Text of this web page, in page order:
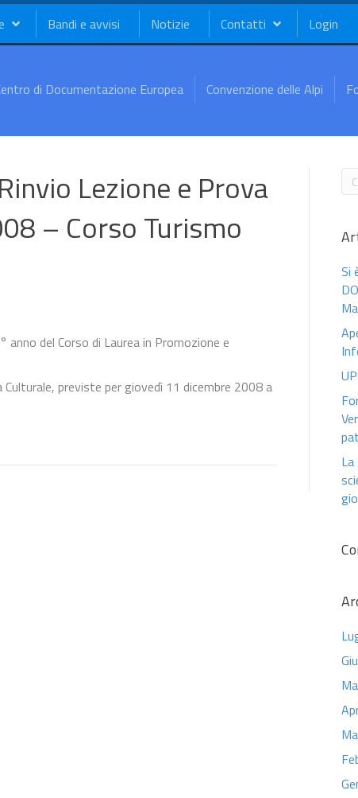
Bandi e avvisi Notizie Contatti Login
di Documentazione Europea Convenzione delle Alpi
Lezione e Prova
– Corso Turismo
anno del Corso di Laurea in Promozione e
previste per giovedì 11 dicembre 2008 a
Si